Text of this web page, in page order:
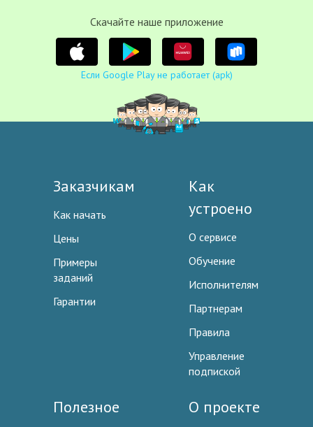
Cкачайте наше приложение
Если Google Play не работает (apk)
Заказчикам
Как начать
Цены
Примеры
заданий
Гарантии
Как
устроено
О сервисе
Обучение
Исполнителям
Партнерам
Правила
Управление
подпиской
Полезное О проекте